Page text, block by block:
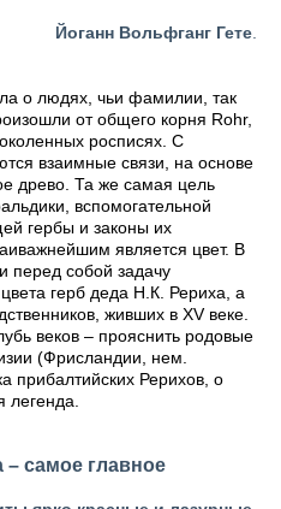
Йоганн Вольфганг Гете
о людях, чьи фамилии, так
от общего корня Rohr,
росписях. С
взаимные связи, на основе
древо. Та же самая цель
вспомогательной
гербы и законы их
является цвет. В
перед собой задачу
герб деда Н.К. Рериха, а
живших в XV веке.
веков – прояснить родовые
(Фрисландии, нем.
прибалтийских Рерихов, о
легенда.
– самое главное